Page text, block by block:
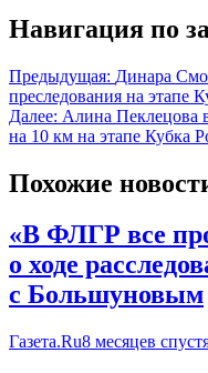
Навигация по
Предыдущая: Динара
преследования на этапе
Далее: Алина Пеклецова
на 10 км на этапе Кубка
Похожие
«В ФЛГР все
о ходе
с Большуновым
Газета.Ru8 месяцев